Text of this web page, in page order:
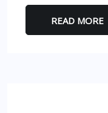
READ MORE